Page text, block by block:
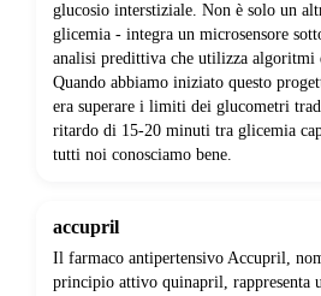
glucosio interstiziale. Non è solo un
glicemia - integra un microsensore
analisi predittiva che utilizza algoritmi
Quando abbiamo iniziato questo
era superare i limiti dei glucometri
ritardo di 15-20 minuti tra glicemia
tutti noi conosciamo bene.
accupril
Il farmaco antipertensivo Accupril,
principio attivo quinapril, rappresenta